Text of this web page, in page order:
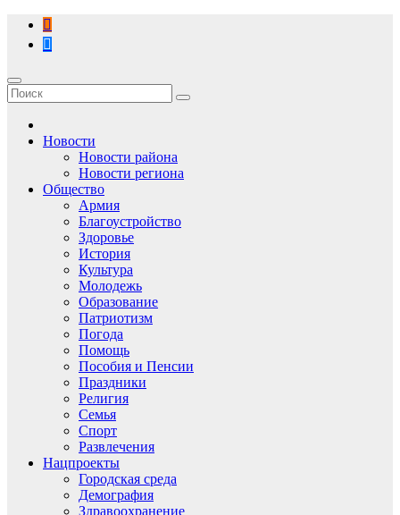
Перейти
содержимому
Новости
Новости района
Новости региона
Общество
Армия
Благоустройство
Здоровье
История
Культура
Молодежь
Образование
Патриотизм
Погода
Помощь
Пособия и Пенсии
Праздники
Религия
Семья
Спорт
Развлечения
Нацпроекты
Городская среда
Демография
Здравоохранение